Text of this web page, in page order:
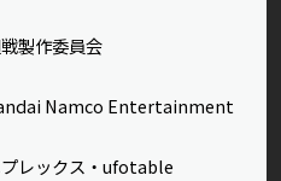
製作委員会
Namco Entertainment
レックス・ufotable